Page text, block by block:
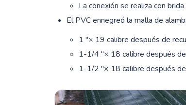
La conexión se realiza con
El PVC ennegreó la malla de
1 "× 19 calibre después de
1-1/4 "× 18 calibre después
1-1/2 "× 18 calibre después